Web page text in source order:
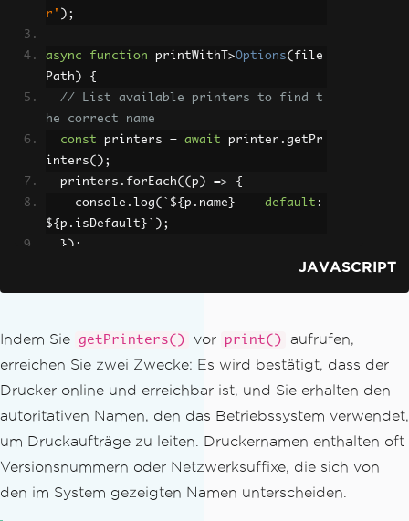
r' );
async function printWithT >Options( file
Path )
{
// List available printers to find t
he correct name
const printers = await printer . getPr
inters();
  printers
. forEach(( p ) =>
{
    console
. log(` ${ p . name } -- default :
${ p . isDefault }`);
});
    copies
mber of copies
    pages
: '1-3,5',
// Pa
ges to print (optional)
    scale
'fit'
    orientation
: 'portrait',
// 'p
ortrait' | 'landscape'
JAVASCRIPT
Indem Sie getPrinters() vor print()
aufrufen,
erreichen Sie zwei Zwecke: Es wird bestätigt, dass der
Drucker online und erreichbar ist, und Sie erhalten den
autoritativen Namen, den das Betriebssystem verwendet,
um Druckaufträge zu leiten. Druckernamen enthalten oft
Versionsnummern oder Netzwerksuffixe, die sich von
den im System gezeigten Namen unterscheiden.